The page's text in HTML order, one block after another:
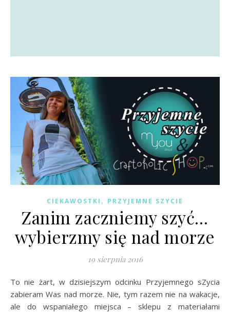
CIEKAWOSTKI , PRZYJEMNE SZYCIE
Zanim zaczniemy szyć…
wybierzmy się nad morze
19 sierpnia 2016
To nie żart, w dzisiejszym odcinku Przyjemnego sZycia
zabieram Was nad morze. Nie, tym razem nie na wakacje,
ale do wspaniałego miejsca – sklepu z materiałami